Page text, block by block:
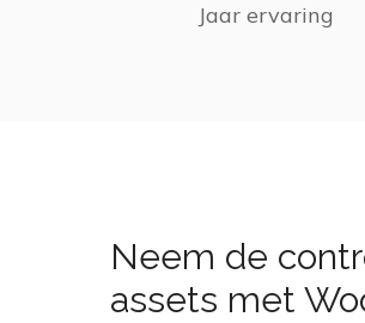
Jaar ervaring
Neem de
assets met